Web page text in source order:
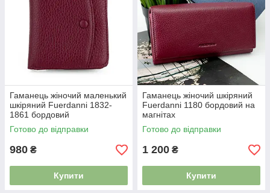
Гаманець жіночий маленький
шкіряний Fuerdanni 1832-
1861 бордовий
Готово до відправки
980 ₴
Купити
Гаманець жіночий шкіряний
Fuerdanni 1180 бордовий на
магнітах
Готово до відправки
1 200 ₴
Купити